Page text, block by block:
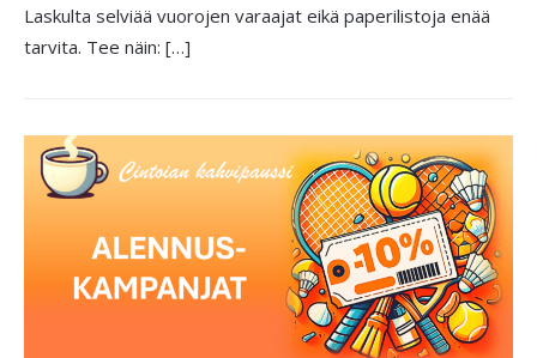
Laskulta selviää vuorojen varaajat eikä paperilistoja enää
tarvita. Tee näin: […]